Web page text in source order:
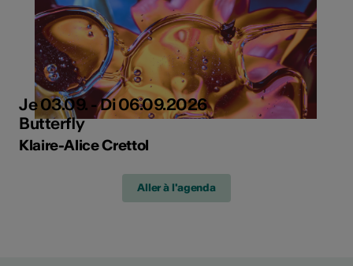
Je 03.09. - Di 06.09.2026
Butterfly
Klaire-Alice Crettol
Aller à l'agenda